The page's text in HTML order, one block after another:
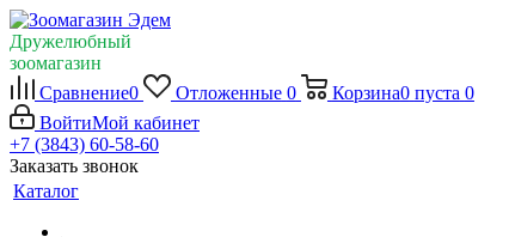
Дружелюбный
зоомагазин
Сравнение0 Отложенные 0 Корзина0 пуста 0
ВойтиМой кабинет
+7 (3843) 60-58-60
Заказать звонок
Каталог